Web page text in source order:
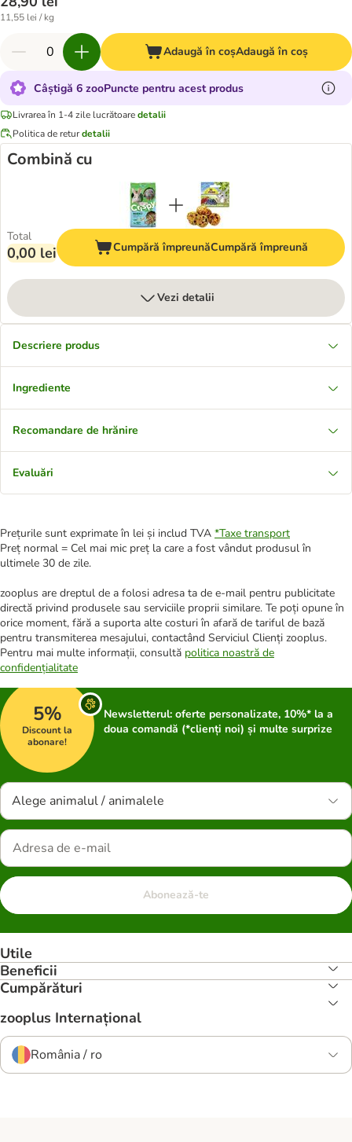
11,55 lei / kg
Adaugă în coșAdaugă în coș
Câștigă 6 zooPuncte pentru acest produs
Livrarea în 1-4 zile lucrătoaredetalii
Politica de returdetalii
Combină cu
Total
0,00 lei Cumpără împreunăCumpără împreună
Vezi detalii
Descriere produs
Ingrediente
Recomandare de hrănire
Evaluări
Prețurile sunt exprimate în lei și includ TVA *Taxe transport
Preț normal = Cel mai mic preț la care a fost vândut produsul în
ultimele 30 de zile.
zooplus are dreptul de a folosi adresa ta de e-mail pentru publicitate
directă privind produsele sau serviciile proprii similare. Te poți opune în
orice moment, fără a suporta alte costuri în afară de tariful de bază
pentru transmiterea mesajului, contactând Serviciul Clienți zooplus.
Pentru mai multe informații, consultă politica noastră de
confidențialitate
5%
Discount la
abonare!
Newsletterul: oferte personalizate, 10%* la a
doua comandă (*clienți noi) și multe surprize
Alege animalul / animalele
Abonează-te
Utile
Beneficii
Cumpărături
zooplus Internațional
România / ro